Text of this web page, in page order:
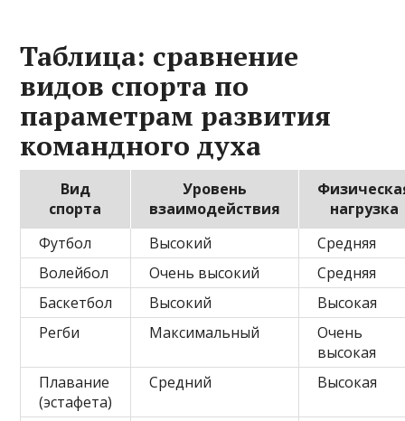
Таблица: сравнение
видов спорта по
параметрам развития
командного духа
Вид
спорта
Уровень
взаимодействия
нагрузка
Футбол
Высокий
Средняя
Волейбол
Очень высокий
Средняя
Баскетбол
Высокий
Высокая
Регби
Максимальный
Очень
высокая
Плавание
(эстафета)
Средний Высокая